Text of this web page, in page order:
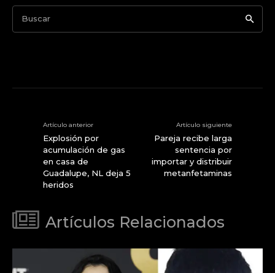
Buscar
Artículo anterior
Explosión por
acumulación de gas
en casa de
Guadalupe, NL deja 5
heridos
Artículo siguiente
Pareja recibe larga
sentencia por
importar y distribuir
metanfetaminas
Artículos Relacionados